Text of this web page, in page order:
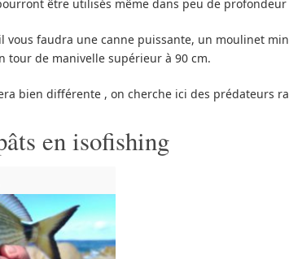
être utilisés même dans peu de
vous faudra une canne puissante, un moulinet
tour de manivelle supérieur à 90 cm.
bien différente , on cherche ici des prédateurs
en isofishing